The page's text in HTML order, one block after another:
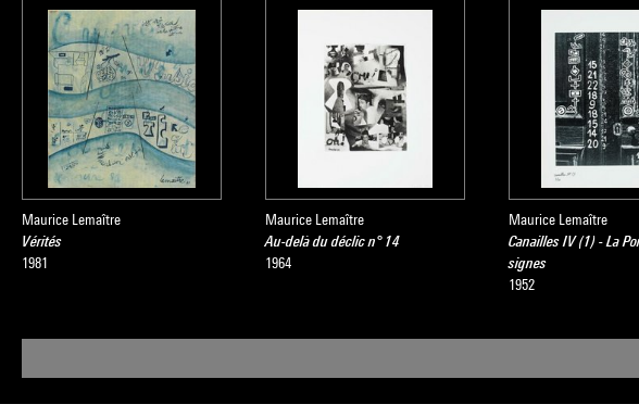
Maurice Lemaître
Vérités
1981
Maurice Lemaître
Au-delà du déclic n° 14
1964
Maurice Lemaître
Canailles IV (1) - La
signes
1952